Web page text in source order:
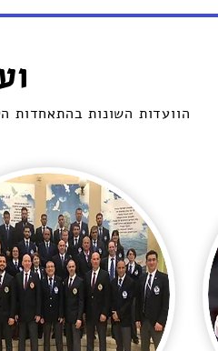
הוועדות השונות בהתאחדות